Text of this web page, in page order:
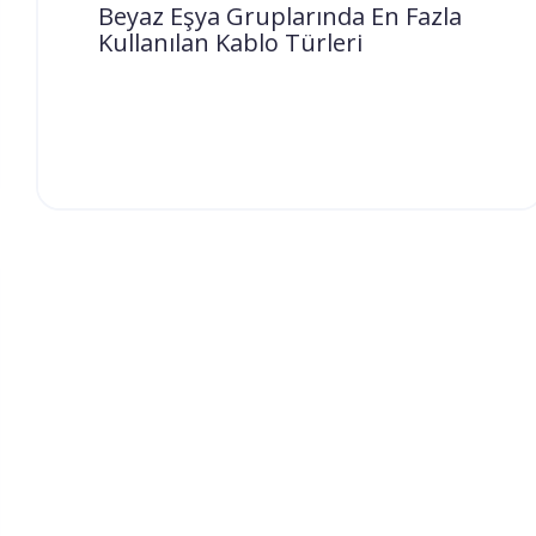
Defterler şüphesiz kesin olarak her yaş
Beyaz Eşya Gruplarında En Fazla
Kullanılan Kablo Türleri